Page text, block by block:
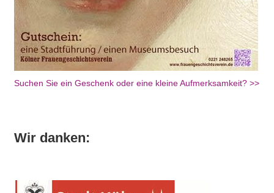
Suchen Sie ein Geschenk oder eine kleine Aufmerksamkeit? >>
Wir danken: